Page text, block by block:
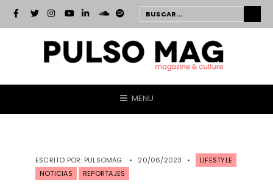
MENU
ESCRITO POR: PULSOMAG • 20/06/2023 •
LIFESTYLE
NOTICIAS
REPORTAJES